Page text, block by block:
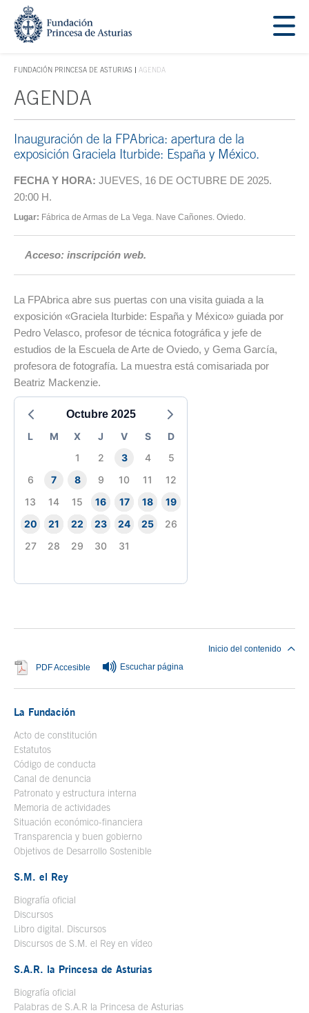
Saltar navegación. Ir directamente al contenido principal
FUNDACIÓN PRINCESA DE ASTURIAS
TECLA DE ACCESO 1
AGENDA
Contenido principal
AGENDA
Inauguración de la FPAbrica: apertura de la
exposición Graciela Iturbide: España y México.
FECHA Y HORA: JUEVES, 16 DE OCTUBRE DE 2025.
20:00 H.
Lugar: Fábrica de Armas de La Vega. Nave Cañones. Oviedo.
Acceso: inscripción web.
La FPAbrica abre sus puertas con una visita guiada a la
exposición «Graciela Iturbide: España y México» guiada por
Pedro Velasco, profesor de técnica fotográfica y jefe de
estudios de la Escuela de Arte de Oviedo, y Gema García,
profesora de fotografía. La muestra está comisariada por
Beatriz Mackenzie.
Octubre 2025
L
M X J V S
D
1
2 3 4
5
6
7 8 9 10 11
12
13
14 15 16 17 18
19
20
21 22 23 24 25
26
27
28 29 30 31
PDF Accesible Se abre en ventana nueva
Escuchar página
Inicio del contenido
La Fundación
Acto de constitución
Estatutos
Código de conducta
Canal de denuncia
Patronato y estructura interna
Memoria de actividades
Situación económico-financiera
Transparencia y buen gobierno
Objetivos de Desarrollo Sostenible
S.M. el Rey
Biografía oficial
Discursos
Libro digital. Discursos
Discursos de S.M. el Rey en vídeo
S.A.R. la Princesa de Asturias
Biografía oficial
Palabras de S.A.R la Princesa de Asturias